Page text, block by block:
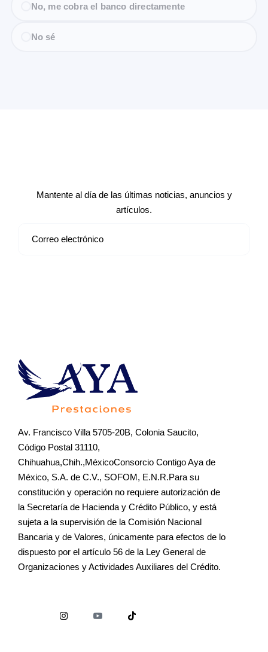
No, me cobra el banco directamente
No sé
Mantente al día de las últimas noticias, anuncios y
artículos.
Av. Francisco Villa 5705-20B, Colonia Saucito,
Código Postal 31110,
Chihuahua,Chih.,MéxicoConsorcio Contigo Aya de
México, S.A. de C.V., SOFOM, E.N.R.Para su
constitución y operación no requiere autorización de
la Secretaría de Hacienda y Crédito Público, y está
sujeta a la supervisión de la Comisión Nacional
Bancaria y de Valores, únicamente para efectos de lo
dispuesto por el artículo 56 de la Ley General de
Organizaciones y Actividades Auxiliares del Crédito.